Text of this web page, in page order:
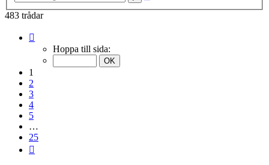
483 trådar
Hoppa till sida:
1
2
3
4
5
…
25